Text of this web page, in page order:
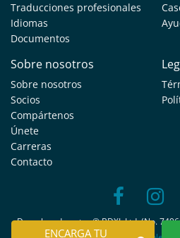
ENCARGA TU
Traducciones profesionales
Idiomas
Documentos
Sobre nosotros
Sobre nosotros
Socios
Compártenos
Únete
Carreras
Contacto
Derechos de autor © BDXL Ltd. (No.